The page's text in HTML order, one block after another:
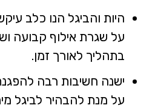
היות והביגל הנו כלב
על שגרת אילוף קבועה
בתהליך לאורך זמן.
ישנה חשיבות רבה להפגנת
על מנת להבהיר לביגל